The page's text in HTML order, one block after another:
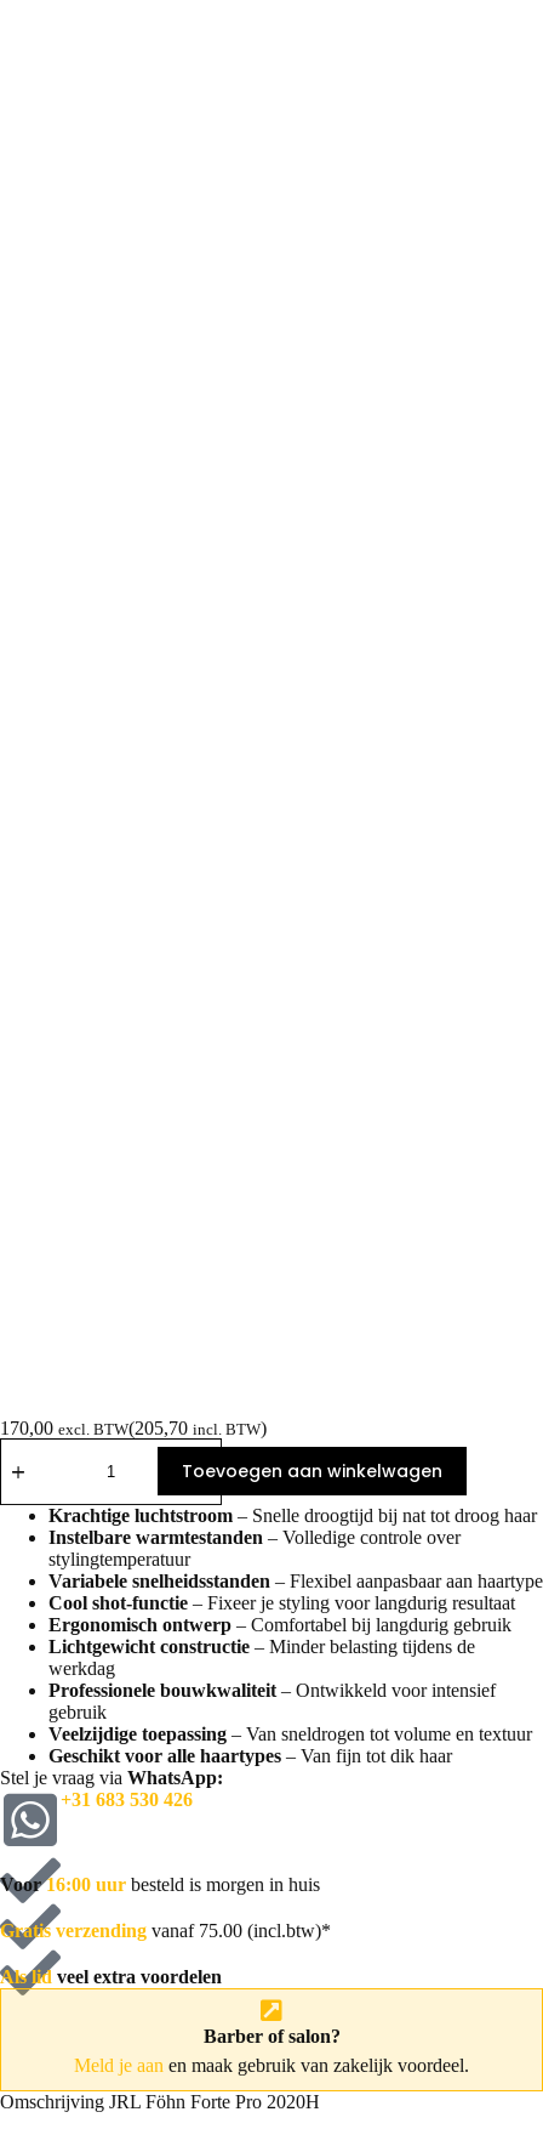
170,00 excl. BTW(205,70 incl. BTW)
Toevoegen aan winkelwagen
Krachtige luchtstroom – Snelle droogtijd bij nat tot droog haar
Instelbare warmtestanden – Volledige controle over
stylingtemperatuur
Variabele snelheidsstanden – Flexibel aanpasbaar aan haartype
Cool shot-functie – Fixeer je styling voor langdurig resultaat
Ergonomisch ontwerp – Comfortabel bij langdurig gebruik
Lichtgewicht constructie – Minder belasting tijdens de
werkdag
Professionele bouwkwaliteit – Ontwikkeld voor intensief
gebruik
Veelzijdige toepassing – Van sneldrogen tot volume en textuur
Geschikt voor alle haartypes – Van fijn tot dik haar
Stel je vraag via WhatsApp:
+31 683 530 426
Voor16:00 uur besteld is morgen in huis
Gratis verzending vanaf 75.00 (incl.btw)*
Als lid veel extra voordelen
Barber of salon?
Meld je aan en maak gebruik van zakelijk voordeel.
Omschrijving JRL Föhn Forte Pro 2020H